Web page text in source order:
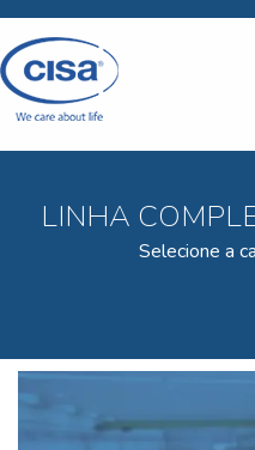
LINHA
Selecione a